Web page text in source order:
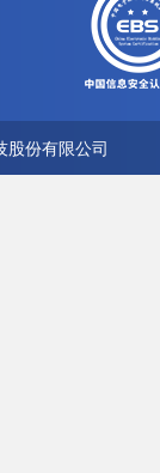
股份有限公司